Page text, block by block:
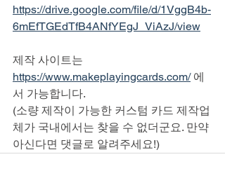
https://drive.google.com/file/d/1VggB4b-
6mEfTGEdTfB4ANfYEgJ_ViAzJ/view
제작 사이트는
https://www.makeplayingcards.com/ 에
서 가능합니다.
(소량 제작이 가능한 커스텀 카드 제작업
체가 국내에서는 찾을 수 없더군요. 만약
아신다면 댓글로 알려주세요!)